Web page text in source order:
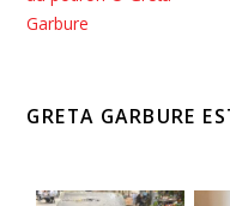
GRETA GARBURE